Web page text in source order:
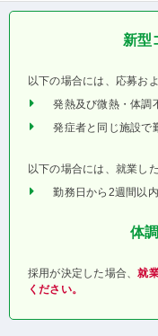
新型
以下の場合には、応募お
発熱及び微熱・体調
発症者と同じ施設で
以下の場合には、就業し
勤務日から2週間以
体
採用が決定した場合、就
ください。